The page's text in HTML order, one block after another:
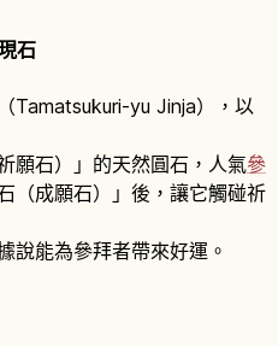
石
Tamatsukuri-yu Jinja），以
願石）」的天然圓石，人氣參
（成願石）」後，讓它觸碰祈
說能為參拜者帶來好運。